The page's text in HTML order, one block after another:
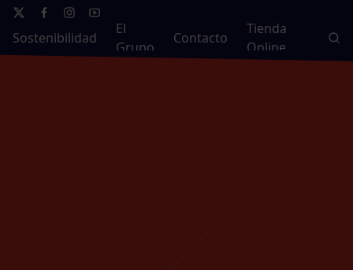
Sostenibilidad
El
Grupo
Contacto
Tienda
Online